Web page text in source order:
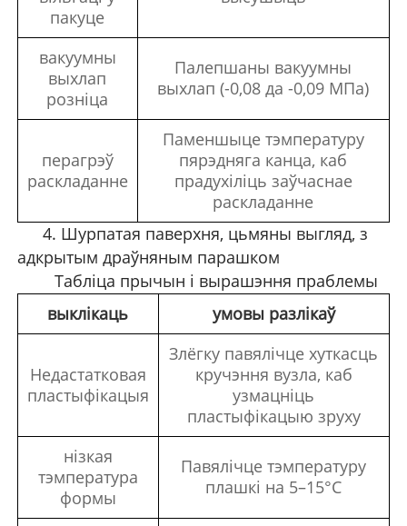
пакуце
вакуумны
выхлап
розніца
Палепшаны вакуумны
выхлап (-0,08 да -0,09 МПа)
перагрэў
раскладанне
Паменшыце тэмпературу
пярэдняга канца, каб
прадухіліць заўчаснае
раскладанне
4. Шурпатая паверхня, цьмяны выгляд, з
адкрытым драўняным парашком
Табліца прычын і вырашэння праблемы
выклікаць
умовы разлікаў
Недастатковая
пластыфікацыя
Злёгку павялічце хуткасць
кручэння вузла, каб
узмацніць
пластыфікацыю зруху
нізкая
тэмпература
формы
Павялічце тэмпературу
плашкі на 5–15°C